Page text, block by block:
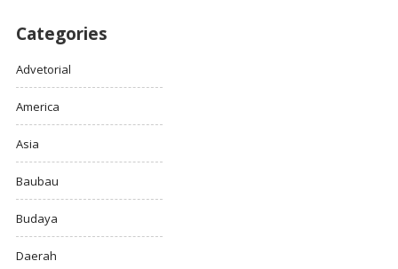
Categories
Advetorial
America
Asia
Baubau
Budaya
Daerah